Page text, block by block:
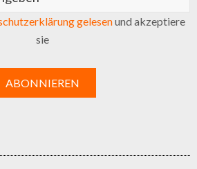
gelesenund akzeptiere
sie